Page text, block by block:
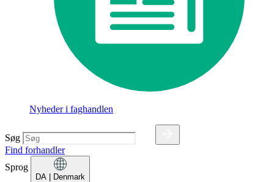
Nyheder i faghandlen
Søg
Find forhandler
Sprog
DA | Denmark